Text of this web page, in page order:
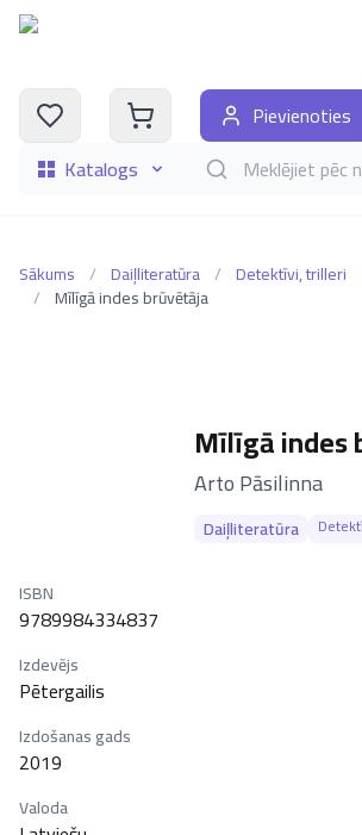
Katalogs Meklēt grāmatas
Pievienoties
Sākums / Daiļliteratūra / Detektīvi, trilleri
/ Mīlīgā indes brūvētāja
Mīlīgā indes
–
Arto Pāsilinna
Daiļliteratūra
ISBN
9789984334837
Izdevējs
Pētergailis
Izdošanas gads
2019
Valoda